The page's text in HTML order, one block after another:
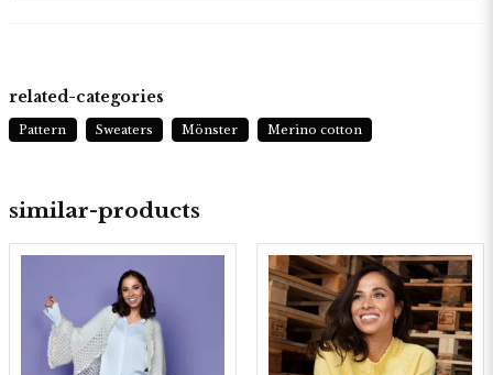
similar-products
related-categories
Pattern Sweaters Mönster Merino cotton